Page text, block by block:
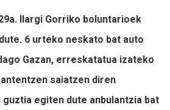
Ilargi Gorriko boluntarioek
6 urteko neskato bat auto
Gazan, erreskatatua izateko
saiatzen diren
guztia egiten dute anbulantzia bat